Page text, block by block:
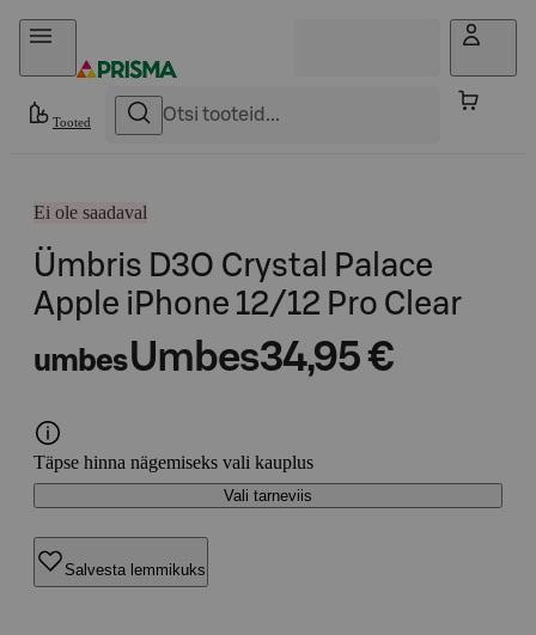
Otse sisu juurde
Tooted
Ei ole saadaval
Ümbris D3O Crystal Palace
Apple iPhone 12/12 Pro Clear
umbesUmbes34,95 €
Täpse hinna nägemiseks vali kauplus
Vali tarneviis
Salvesta lemmikuks